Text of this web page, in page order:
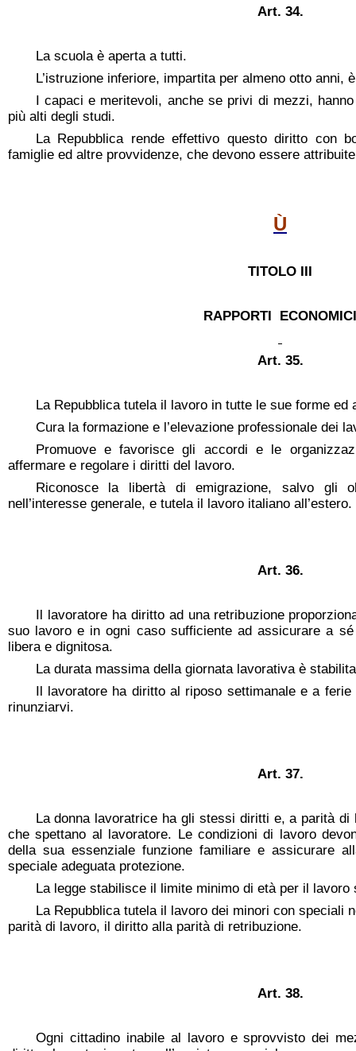
Art. 34.
La scuola è aperta a tutti.
L’istruzione inferiore, impartita per almeno otto anni,
I capaci e meritevoli, anche se privi di mezzi,
più alti degli studi.
La Repubblica rende effettivo questo diritto con
famiglie ed altre provvidenze, che devono essere
Ù
TITOLO III
RAPPORTI ECONOMICI
Art. 35.
La Repubblica tutela il lavoro in tutte le sue forme ed
Cura la formazione e l’elevazione professionale dei
Promuove e favorisce gli accordi e le
affermare e regolare i diritti del lavoro.
Riconosce la libertà di emigrazione, salvo gli
nell’interesse generale, e tutela il lavoro italiano all’estero.
Art. 36.
Il lavoratore ha diritto ad una retribuzione
suo lavoro e in ogni caso sufficiente ad assicurare a sé
libera e dignitosa.
La durata massima della giornata lavorativa è
Il lavoratore ha diritto al riposo settimanale e a
rinunziarvi.
Art. 37.
La donna lavoratrice ha gli stessi diritti e, a parità
che spettano al lavoratore. Le condizioni di lavoro
della sua essenziale funzione familiare e assicurare
speciale adeguata protezione.
La legge stabilisce il limite minimo di età per il lavoro
La Repubblica tutela il lavoro dei minori con speciali
parità di lavoro, il diritto alla parità di retribuzione.
Art. 38.
Ogni cittadino inabile al lavoro e sprovvisto dei